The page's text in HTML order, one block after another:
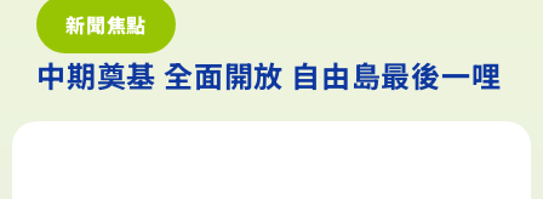
新聞焦點
中期奠基 全面開放 自由島最後一哩